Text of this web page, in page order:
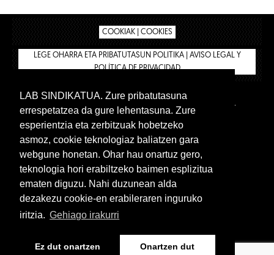
COOKIAK | COOKIES
LEGE OHARRA ETA PRIBATUTASUN POLITIKA | AVISO LEGAL Y
POLÍTICA DE PRIVACIDAD
BIZILAN.EUS
TIENDA
INTRANET 🔑
Euskera Castellano
www.lab.eus
LAB SINDIKATUA. Zure pribatutasuna
errespetatzea da gure lehentasuna. Zure
esperientzia eta zerbitzuak hobetzeko
asmoz, cookie teknologiaz baliatzen gara
webgune honetan. Ohar hau onartuz gero,
teknologia hori erabiltzeko baimen esplizitua
ematen diguzu. Nahi duzunean alda
dezakezu cookie-en erabileraren inguruko
iritzia. Gehiago irakurri
Ez dut onartzen Onartzen dut